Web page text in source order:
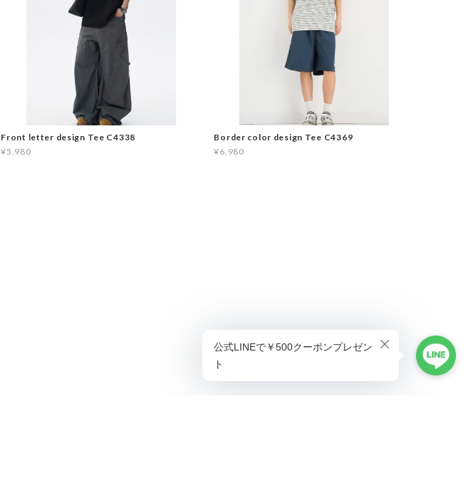
Front letter design Tee C4338
¥5,980
Border color design Tee C4369
¥6,980